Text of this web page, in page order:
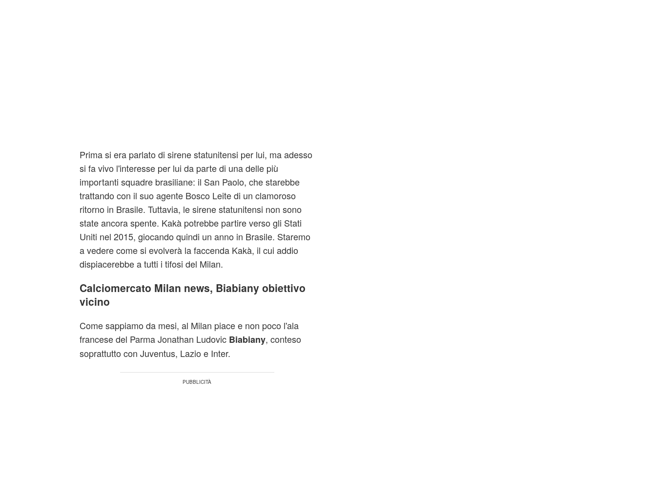
Prima si era parlato di sirene statunitensi per lui, ma adesso
si fa vivo l'interesse per lui da parte di una delle più
importanti squadre brasiliane: il San Paolo, che starebbe
trattando con il suo agente Bosco Leite di un clamoroso
ritorno in Brasile. Tuttavia, le sirene statunitensi non sono
state ancora spente. Kakà potrebbe partire verso gli Stati
Uniti nel 2015, giocando quindi un anno in Brasile. Staremo
a vedere come si evolverà la faccenda Kakà, il cui addio
dispiacerebbe a tutti i tifosi del Milan.
Calciomercato Milan news, Biabiany obiettivo
vicino
Come sappiamo da mesi, al Milan piace e non poco l'ala
francese del Parma Jonathan Ludovic Biabiany, conteso
soprattutto con Juventus, Lazio e Inter.